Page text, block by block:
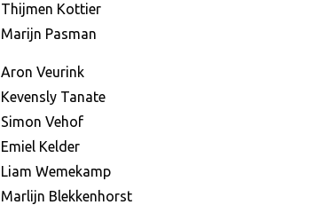
Thijmen Kottier
Marijn Pasman
Aron Veurink
Kevensly Tanate
Simon Vehof
Emiel Kelder
Liam Wemekamp
Marlijn Blekkenhorst